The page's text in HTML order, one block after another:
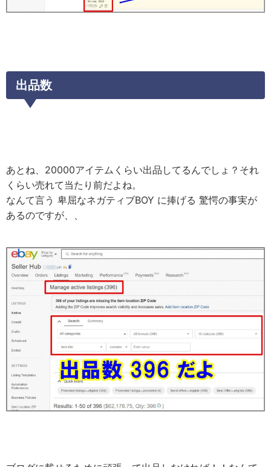
出品数
あとね、20000アイテムくらい出品してるんでしょ？それ
くらい売れて当たり前だよね。
なんて言う 卑屈なネガティブBOY に捧げる 驚愕の事実が
あるのですが、、